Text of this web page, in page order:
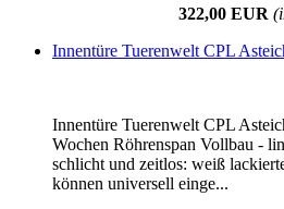
322,00 EUR
Innentüre Tuerenwelt CPL
Innentüre Tuerenwelt CPL
Wochen Röhrenspan Vollbau -
schlicht und zeitlos: weiß
können universell einge...